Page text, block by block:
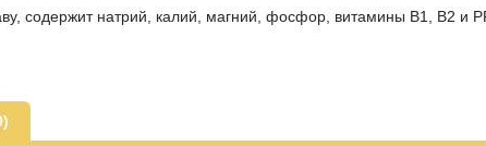
содержит натрий, калий, магний, фосфор, витамины В1, В2 и